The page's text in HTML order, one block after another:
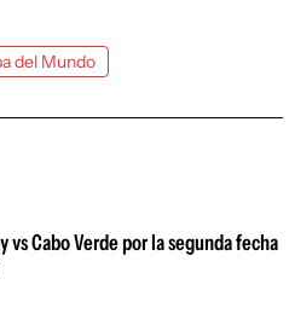
del Mundo
vs Cabo Verde por la segunda fecha